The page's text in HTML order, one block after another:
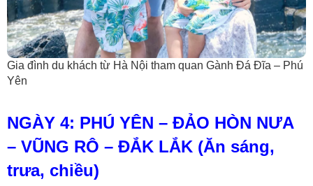
Gia đình du khách từ Hà Nội tham quan Gành Đá Đĩa – Phú
Yên
NGÀY 4: PHÚ YÊN – ĐẢO HÒN NƯA
– VŨNG RÔ – ĐẮK LẮK (Ăn sáng,
trưa, chiều)